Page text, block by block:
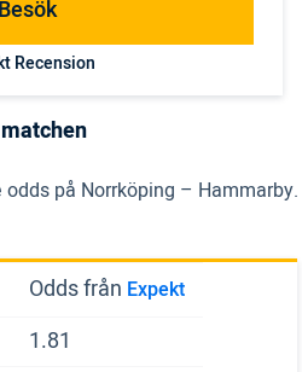
Besök
Recension
på Norrköping – Hammarby.
Odds från Expekt
1.81